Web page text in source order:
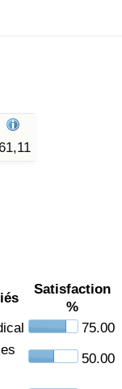
Satisfaction
%
75.00
50.00